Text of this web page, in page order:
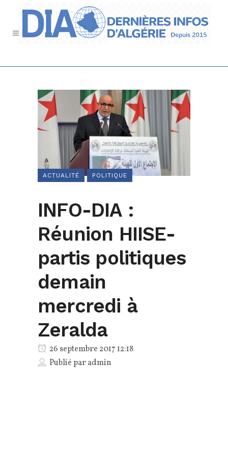
ACTUALITÉ POLITIQUE
INFO-DIA :
Réunion HIISE-
partis politiques
demain
mercredi à
Zeralda
26 septembre 2017 12:18
Publié paradmin